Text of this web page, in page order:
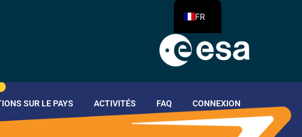
SUR LE PAYS ACTIVITÉS FAQ CONNEXION
FR